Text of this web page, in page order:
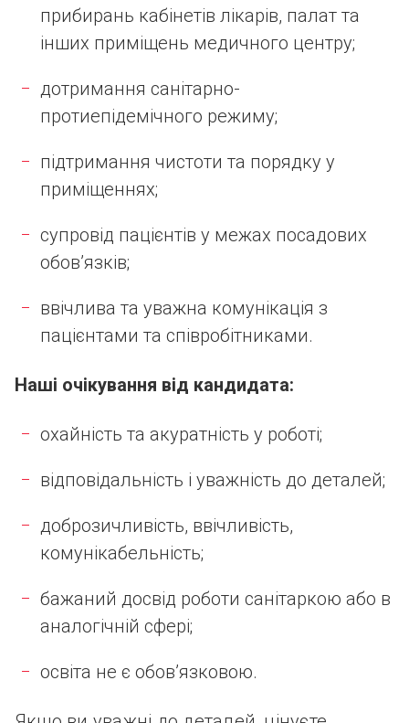
прибирань кабінетів лікарів, палат та
інших приміщень медичного центру;
дотримання санітарно-
протиепідемічного режиму;
підтримання чистоти та порядку у
приміщеннях;
супровід пацієнтів у межах посадових
обов’язків;
ввічлива та уважна комунікація з
пацієнтами та співробітниками.
Наші очікування від кандидата:
охайність та акуратність у роботі;
відповідальність і уважність до деталей;
доброзичливість, ввічливість,
комунікабельність;
бажаний досвід роботи санітаркою або в
аналогічній сфері;
освіта не є обов’язковою.